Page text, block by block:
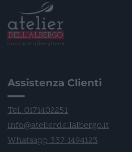
Assistenza Clienti
Tel. 0171402251
info@atelierdellalbergo.it
Whatsapp 337 1494123